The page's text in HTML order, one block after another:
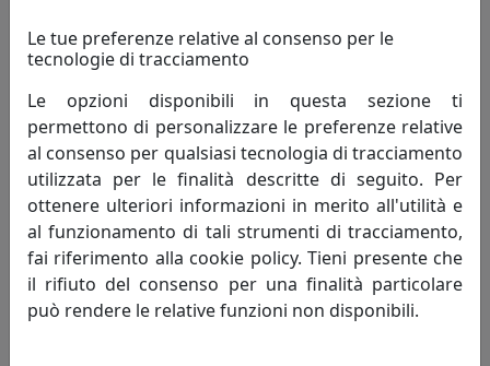
CANDELIERE A 5 FIAMME IN CRISTALLO, OTTAVIANI, COD 800466
Le tue preferenze relative al consenso per le
tecnologie di tracciamento
Le opzioni disponibili in questa sezione ti
permettono di personalizzare le preferenze relative
al consenso per qualsiasi tecnologia di tracciamento
utilizzata per le finalità descritte di seguito. Per
ottenere ulteriori informazioni in merito all'utilità e
al funzionamento di tali strumenti di tracciamento,
fai riferimento alla cookie policy. Tieni presente che
il rifiuto del consenso per una finalità particolare
può rendere le relative funzioni non disponibili.